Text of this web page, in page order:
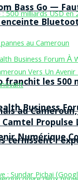
franchit les 500
au
ternissent
Bass Go —
Business
Propulse
Numérique